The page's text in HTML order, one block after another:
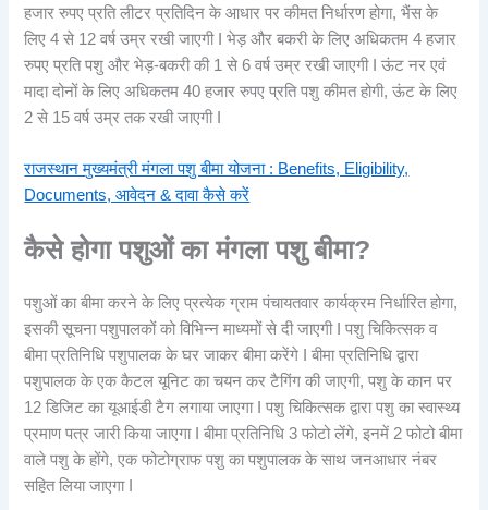
हजार रुपए प्रति लीटर प्रतिदिन के आधार पर कीमत निर्धारण होगा, भैंस के
लिए 4 से 12 वर्ष उम्र रखी जाएगी I भेड़ और बकरी के लिए अधिकतम 4 हजार
रुपए प्रति पशु और भेड़-बकरी की 1 से 6 वर्ष उम्र रखी जाएगी I ऊंट नर एवं
मादा दोनों के लिए अधिकतम 40 हजार रुपए प्रति पशु कीमत होगी, ऊंट के लिए
2 से 15 वर्ष उम्र तक रखी जाएगी I
राजस्थान मुख्यमंत्री मंगला पशु बीमा योजना : Benefits, Eligibility,
Documents, आवेदन & दावा कैसे करें
कैसे होगापशुओं का मंगला पशु बीमा?
पशुओं का बीमा करने के लिए प्रत्येक ग्राम पंचायतवार कार्यक्रम निर्धारित होगा,
इसकी सूचना पशुपालकों को विभिन्न माध्यमों से दी जाएगी I पशु चिकित्सक व
बीमा प्रतिनिधि पशुपालक के घर जाकर बीमा करेंगे I बीमा प्रतिनिधि द्वारा
पशुपालक के एक कैटल यूनिट का चयन कर टैगिंग की जाएगी, पशु के कान पर
12 डिजिट का यूआईडी टैग लगाया जाएगा I पशु चिकित्सक द्वारा पशु का स्वास्थ्य
प्रमाण पत्र जारी किया जाएगा I बीमा प्रतिनिधि 3 फोटो लेंगे, इनमें 2 फोटो बीमा
वाले पशु के होंगे, एक फोटोग्राफ पशु का पशुपालक के साथ जनआधार नंबर
सहित लिया जाएगा I